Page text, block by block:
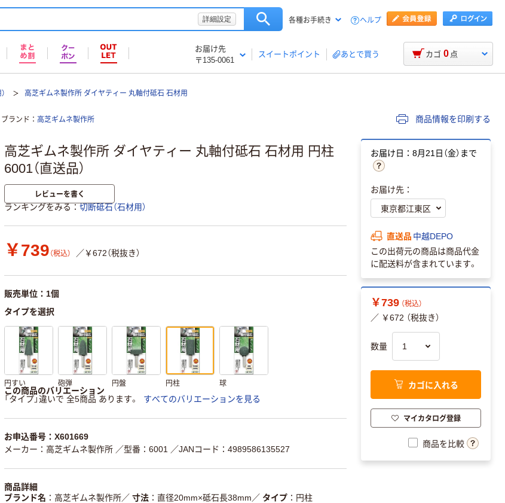
詳細設定 各種お手続き ヘルプ
お届け先
〒135-0061
スイートポイント あとで買う カゴ 0 点
高芝ギムネ製作所 ダイヤティー 丸軸付砥石 石材用
ブランド 高芝ギムネ製作所 商品情報を印刷する
高芝ギムネ製作所 ダイヤティー 丸軸付砥石 石材用 円柱
6001（直送品）
レビューを書く
ランキングをみる 切断砥石（石材用）
￥739 （税込） ／￥672（税抜き）
販売単位：1個
タイプを選択
円すい 砲弾 円盤 円柱 球
この商品のバリエーション
「タイプ」違いで 全5商品 あります。
すべてのバリエーションを見る
お申込番号：X601669
メーカー：高芝ギムネ製作所 ／型番：6001 ／JANコード：4989586135527
商品詳細
ブランド名
高芝ギムネ製作所／ 寸法 直径20mm×砥石長38mm ／ タイプ
円柱
お届け日：8月21日（金）まで
お届け先：
直送品 中越DEPO
この出荷元の商品は商品代金
に配送料が含まれています。
￥739 （税込）
／ ￥672 （税抜き）
数量
カゴに入れる
マイカタログ登録
商品を比較